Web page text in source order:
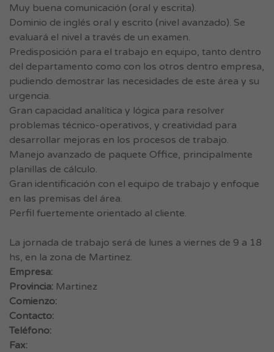
Muy buena comunicación (oral y escrita).
Dominio de inglés oral y escrito (nivel avanzado). Se
evaluará el nivel a través de un examen.
Predisposición para el trabajo en equipo, tanto dentro
del departamento como con los otros dentro empresa,
pudiendo demostrar las necesidades de este área y su
urgencia.
Gran capacidad analítica y lógica para resolver
problemas técnico-operativos, y creatividad para
desarrollar mejoras en los procesos de trabajo.
Manejo avanzado de paquete Office, principalmente
planillas de cálculo.
Gran identificación con el equipo de trabajo y enfoque
en las premisas del área.
Perfil fuertemente orientado al cliente.
La jornada de trabajo será de lunes a viernes de 9 a 18
hs, en la zona de Martinez.
Empresa:
Provincia: Martinez
Comienzo:
Contacto:
Teléfono:
Fax: